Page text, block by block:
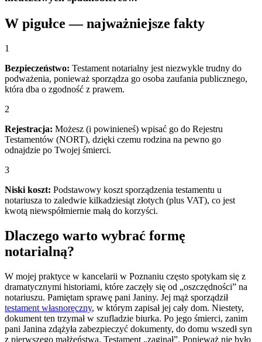
W pigułce — najważniejsze fakty
1
Bezpieczeństwo: Testament notarialny jest niezwykle trudny do
podważenia, ponieważ sporządza go osoba zaufania publicznego,
która dba o zgodność z prawem.
2
Rejestracja: Możesz (i powinieneś) wpisać go do Rejestru
Testamentów (NORT), dzięki czemu rodzina na pewno go
odnajdzie po Twojej śmierci.
3
Niski koszt: Podstawowy koszt sporządzenia testamentu u
notariusza to zaledwie kilkadziesiąt złotych (plus VAT), co jest
kwotą niewspółmiernie małą do korzyści.
Dlaczego warto wybrać formę
notarialną?
W mojej praktyce w kancelarii w Poznaniu często spotykam się z
dramatycznymi historiami, które zaczęły się od „oszczędności” na
notariuszu. Pamiętam sprawę pani Janiny. Jej mąż sporządził
testament własnoręczny, w którym zapisał jej cały dom. Niestety,
dokument ten trzymał w szufladzie biurka. Po jego śmierci, zanim
pani Janina zdążyła zabezpieczyć dokumenty, do domu wszedł syn
z pierwszego małżeństwa. Testament „zaginął”. Ponieważ nie było